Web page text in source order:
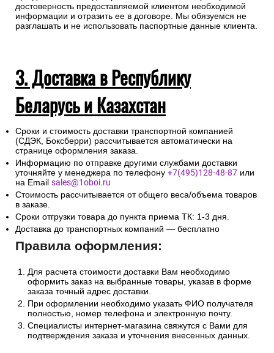
достоверность предоставляемой клиентом необходимой
информации и отразить ее в договоре. Мы обязуемся не
разглашать и не использовать паспортные данные клиента.
3. Доставка в Республику
Беларусь и Казахстан
Сроки и стоимость доставки транспортной компанией
(СДЭК, Боксберри) рассчитывается автоматически на
странице оформления заказа.
Информацию по отправке другими службами доставки
уточняйте у менеджера по телефону +7(495)128-48-87 или
на Email sales@1oboi.ru
Стоимость рассчитывается от общего веса/объема товаров
в заказе.
Сроки отгрузки товара до пункта приема ТК: 1-3 дня.
Доставка до транспортных компаний — бесплатно
Правила оформления:
Для расчета стоимости доставки Вам необходимо
оформить заказ на выбранные товары, указав в форме
заказа точный адрес доставки.
При оформлении необходимо указать ФИО получателя
полностью, номер телефона и электронную почту.
Специалисты интернет-магазина свяжутся с Вами для
подтверждения заказа и уточнения внесенных данных.